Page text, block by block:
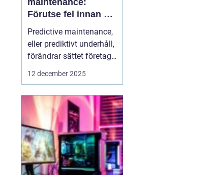
maintenance:
Förutse fel innan de
uppstår med hjälp
av sensorer
Predictive maintenance,
eller prediktivt underhåll,
förändrar sättet företag
hanterar maskiner och
går sönder, använder
system se...
12 december 2025